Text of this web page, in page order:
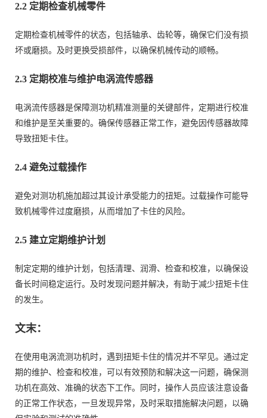
2.2 定期检查机械零件
定期检查机械零件的状态，包括轴承、齿轮等，确保它们没有损
坏或磨损。及时更换受损部件，以确保机械传动的顺畅。
2.3 定期校准与维护电涡流传感器
电涡流传感器是保障测功机精准测量的关键部件，定期进行校准
和维护是至关重要的。确保传感器正常工作，避免因传感器故障
导致扭矩卡住。
2.4 避免过载操作
避免对测功机施加超过其设计承受能力的扭矩。过载操作可能导
致机械零件过度磨损，从而增加了卡住的风险。
2.5 建立定期维护计划
制定定期的维护计划，包括清理、润滑、检查和校准，以确保设
备长时间稳定运行。及时发现问题并解决，有助于减少扭矩卡住
的发生。
文末：
在使用电涡流测功机时，遇到扭矩卡住的情况并不罕见。通过定
期的维护、检查和校准，可以有效预防和解决这一问题，确保测
功机在高效、准确的状态下工作。同时，操作人员应该注意设备
的正常工作状态，一旦发现异常，及时采取措施解决问题，以确